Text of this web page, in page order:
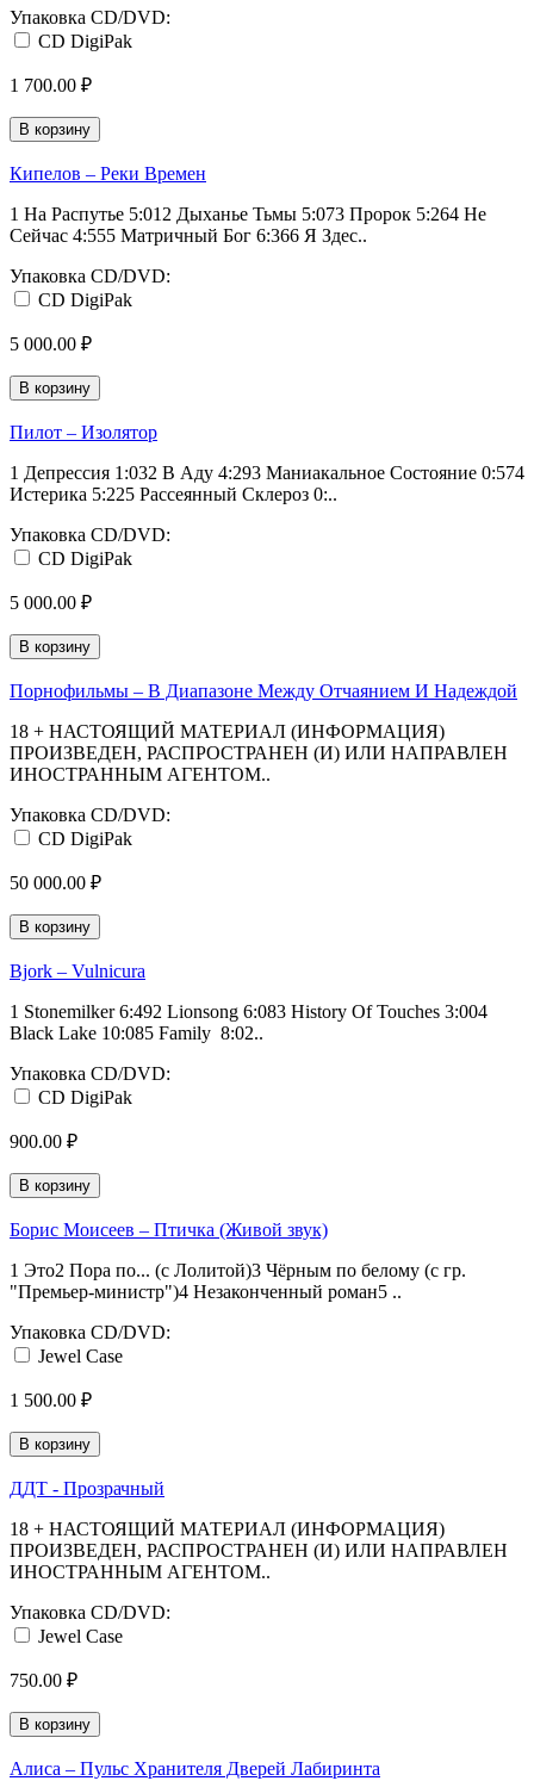
Упаковка CD/DVD:
CD DigiPak
1 700.00 ₽
В корзину
Кипелов – Реки Времен
1 На Распутье 5:012 Дыханье Тьмы 5:073 Пророк 5:264 Не
Сейчас 4:555 Матричный Бог 6:366 Я Здес..
Упаковка CD/DVD:
CD DigiPak
5 000.00 ₽
В корзину
Пилот – Изолятор
1 Депрессия 1:032 В Аду 4:293 Маниакальное Состояние 0:574
Истерика 5:225 Рассеянный Склероз 0:..
Упаковка CD/DVD:
CD DigiPak
5 000.00 ₽
В корзину
Порнофильмы – В Диапазоне Между Отчаянием И Надеждой
18 + НАСТОЯЩИЙ МАТЕРИАЛ (ИНФОРМАЦИЯ)
ПРОИЗВЕДЕН, РАСПРОСТРАНЕН (И) ИЛИ НАПРАВЛЕН
ИНОСТРАННЫМ АГЕНТОМ..
Упаковка CD/DVD:
CD DigiPak
50 000.00 ₽
В корзину
Bjork – Vulnicura
1 Stonemilker 6:492 Lionsong 6:083 History Of Touches 3:004
Black Lake 10:085 Family 8:02..
Упаковка CD/DVD:
CD DigiPak
900.00 ₽
В корзину
Борис Моисеев – Птичка (Живой звук)
1 Это2 Пора по... (c Лолитой)3 Чёрным по белому (с гр.
"Премьер-министр")4 Незаконченный роман5 ..
Упаковка CD/DVD:
Jewel Case
1 500.00 ₽
В корзину
ДДТ - Прозрачный
18 + НАСТОЯЩИЙ МАТЕРИАЛ (ИНФОРМАЦИЯ)
ПРОИЗВЕДЕН, РАСПРОСТРАНЕН (И) ИЛИ НАПРАВЛЕН
ИНОСТРАННЫМ АГЕНТОМ..
Упаковка CD/DVD:
Jewel Case
750.00 ₽
В корзину
Алиса – Пульс Хранителя Дверей Лабиринта